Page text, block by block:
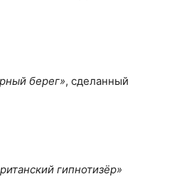
берег», сделанный
гипнотизёр»